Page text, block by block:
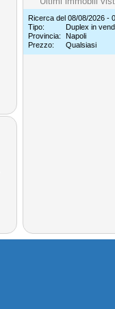
Ricerca del 08/08/2026 -
Tipo:
Duplex in
Provincia:
Napoli
Prezzo:
Qualsiasi